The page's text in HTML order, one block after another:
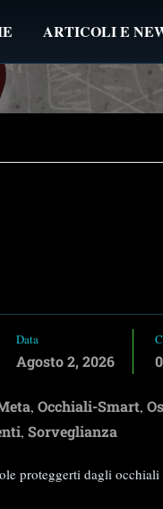
ARTICOLI E
Data
Agosto 2, 2026
, Occhiali-Smart,
, Sorveglianza
proteggerti dagli